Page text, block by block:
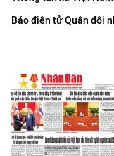
Báo điện tử Quân đội